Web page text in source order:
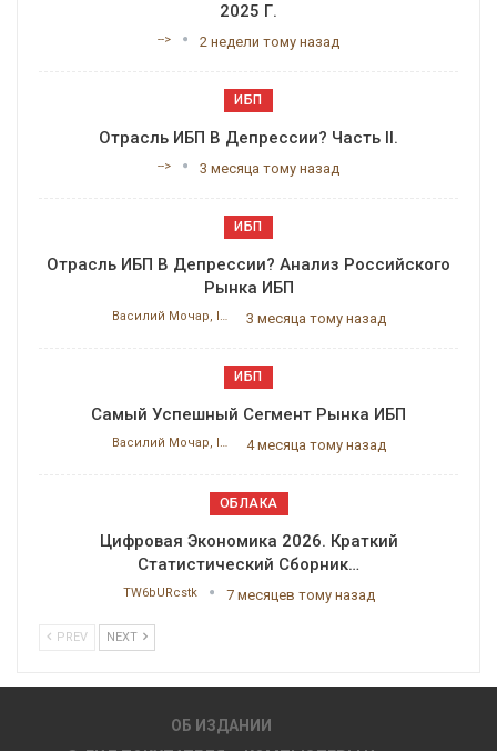
2025 Г.
--> 2 недели тому назад
ИБП
Отрасль ИБП В Депрессии? Часть II.
--> 3 месяца тому назад
ИБП
Отрасль ИБП В Депрессии? Анализ Российского
Рынка ИБП
Василий Мочар, ITResearch 3 месяца тому назад
ИБП
Самый Успешный Сегмент Рынка ИБП
Василий Мочар, ITResearch 4 месяца тому назад
ОБЛАКА
Цифровая Экономика 2026. Краткий
Статистический Сборник…
TW6bURcstk 7 месяцев тому назад
PREV NEXT
ОБ ИЗДАНИИ